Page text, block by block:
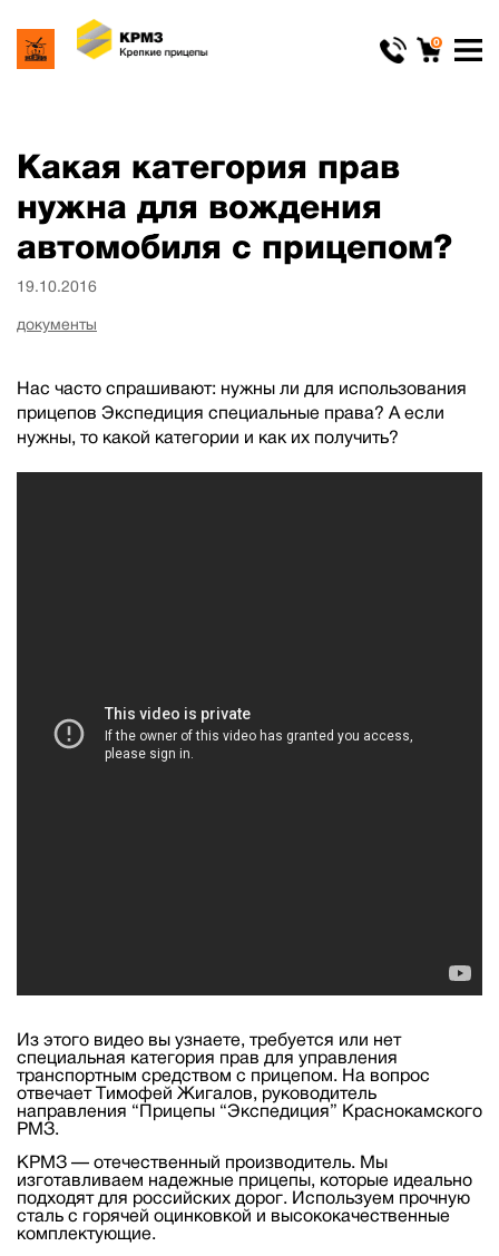
0
Какая категория прав
нужна для вождения
автомобиля с прицепом?
19.10.2016
документы
Нас часто спрашивают: нужны ли для использования
прицепов Экспедиция специальные права? А если
нужны, то какой категории и как их получить?
Из этого видео вы узнаете, требуется или нет
специальная категория прав для управления
транспортным средством с прицепом. На вопрос
отвечает Тимофей Жигалов, руководитель
направления “Прицепы “Экспедиция” Краснокамского
РМЗ.
КРМЗ — отечественный производитель. Мы
изготавливаем надежные прицепы, которые идеально
подходят для российских дорог. Используем прочную
сталь с горячей оцинковкой и высококачественные
комплектующие.